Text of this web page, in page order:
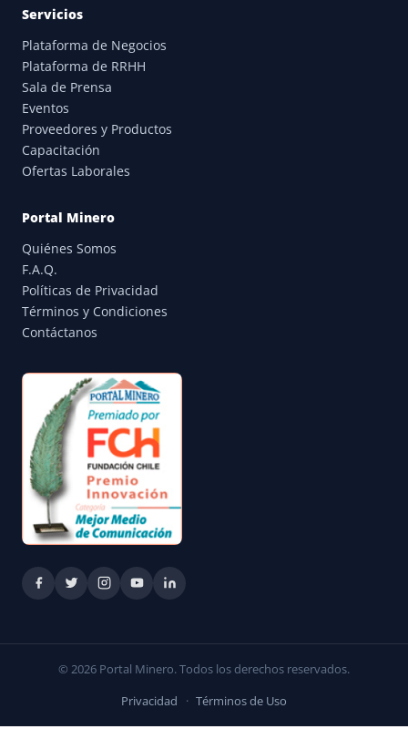
Servicios
Plataforma de Negocios
Plataforma de RRHH
Sala de Prensa
Eventos
Proveedores y Productos
Capacitación
Ofertas Laborales
Portal Minero
Quiénes Somos
F.A.Q.
Políticas de Privacidad
Términos y Condiciones
Contáctanos
© 2026 Portal Minero. Todos los derechos reservados.
Privacidad · Términos de Uso